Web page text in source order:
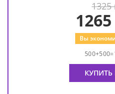
1325
1265
Вы
КУПИТЬ